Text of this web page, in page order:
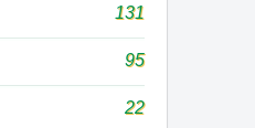
131
95
22